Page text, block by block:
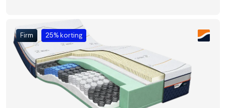
Firm 25% korting